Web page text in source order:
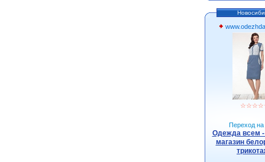
☆☆☆☆
Переход на
Одежда всем -
магазин